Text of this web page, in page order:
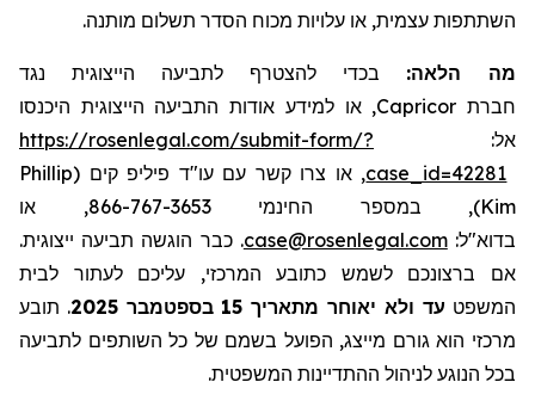
השתתפות עצמית, או עלויות מכוח הסדר תשלום מותנה.
מה הלאה: בכדי להצטרף לתביעה הייצוגית נגד
חברת Capricor, או למידע אודות התביעה הייצוגית היכנסו
אל: https://rosenlegal.com/submit-form/?
case_id=42281, או צרו קשר עם עו"ד פיליפ קים (Phillip
Kim
), במספר החינמי 866-767-3653, או
בדוא"ל:case@rosenlegal.com. כבר הוגשה תביעה ייצוגית.
אם ברצונכם לשמש כתובע המרכזי, עליכם לעתור לבית
המשפט עד ולא יאוחר מתאריך 15 בספטמבר 2025 . תובע
מרכזי הוא גורם מייצג, הפועל בשמם של כל השותפים לתביעה
בכל הנוגע לניהול ההתדיינות המשפטית.